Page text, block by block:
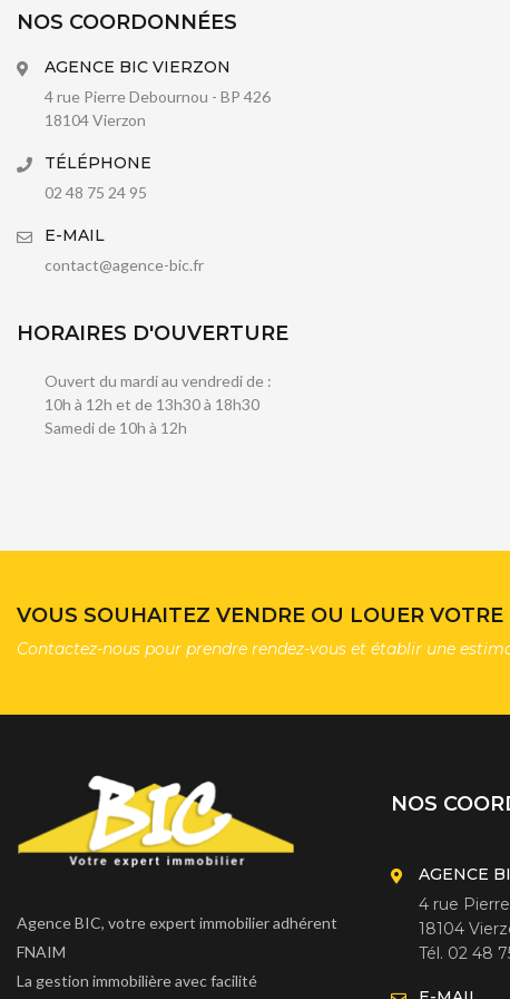
NOS COORDONNÉES
AGENCE BIC VIERZON
4 rue Pierre Debournou - BP 426
18104 Vierzon
TÉLÉPHONE
02 48 75 24 95
E-MAIL
contact@agence-bic.fr
HORAIRES D'OUVERTURE
Ouvert du mardi au vendredi de :
10h à 12h et de 13h30 à 18h30
Samedi de 10h à 12h
VOUS SOUHAITEZ VENDRE OU LOUER
Contactez-nous pour prendre rendez-vous et établir une
Agence BIC, votre expert immobilier adhérent
FNAIM
La gestion immobilière avec facilité
NOS
AGENCE
4 rue
18104
Tél. 02 48